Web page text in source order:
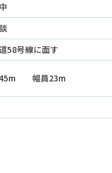
58号線に面す
45m 幅員23m